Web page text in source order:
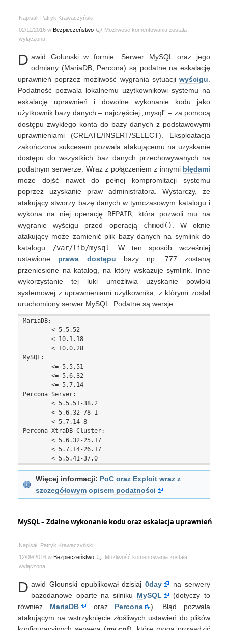
Napisał: Patryk Krawaczyński
02/11/2016 w Bezpieczeństwo Możliwość komentowania MySQL
uprawnień
poprzez
wyścigu
została
wyłączona
D awid Golunski w formie. Serwer MySQL oraz jego
odmiany (MariaDB, Percona) są podatne na eskalację
uprawnień poprzez możliwość wygrania sytuacji wyścigu
Podatność pozwala lokalnemu użytkownikowi systemu na
eskalację uprawnień i dowolne wykonanie kodu jako
użytkownik bazy danych – najczęściej „mysql” – za pomocą
dostępu zwykłego konta do bazy danych z podstawowymi
uprawnieniami (CREATE/INSERT/SELECT). Eksploatacja
zakończona sukcesem pozwala atakującemu na uzyskanie
dostępu do wszystkich baz danych przechowywanych na
podatnym serwerze. Wraz z połączeniem z innymi błędami
może dojść nawet do pełnej kompromitacji systemu
poprzez uzyskanie praw administratora. Wystarczy, że
atakujący stworzy bazę danych w tymczasowym katalogu i
wykona na niej operację REPAIR , która pozwoli mu na
wygranie wyścigu przed operacją chmod()
. W oknie
atakujący może zamienić plik bazy danych na symlink do
katalogu
/var/lib/mysql
. W ten sposób wcześniej
ustawione prawa dostępu bazy np. 777 zostaną
przeniesione na katalog, na który wskazuje symlink. Inne
wykorzystanie tej luki umożliwia uzyskanie powłoki
systemowej z uprawnieniami użytkownika, z którymi został
uruchomiony serwer MySQL. Podatne są wersje:
MariaDB:
MySQL:
Percona Server:
Percona XtraDB Cluster:
Więcej informacji: PoC oraz Exploit wraz z
szczegółowym opisem podatności
MySQL – Zdalne wykonanie kodu oraz eskalacja uprawnień
Napisał: Patryk Krawaczyński
12/09/2016 w Bezpieczeństwo Możliwość komentowania MySQL
wykonanie
kodu
eskalacja
uprawnień
została
wyłączona
D awid Glounski opublikował dzisiaj0day
na serwery
bazodanowe oparte na silniku MySQL
(dotyczy to
również MariaDB oraz Percona
). Błąd pozwala
atakującym na wstrzyknięcie złośliwych ustawień do plików